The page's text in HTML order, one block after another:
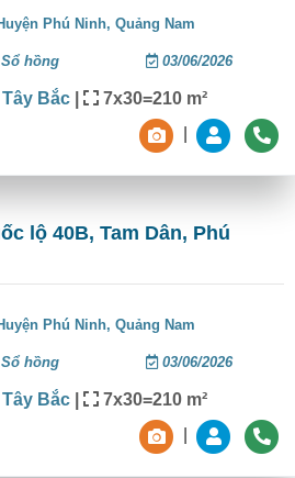
Phú Ninh,Quảng Nam
Sổ hồng 03/06/2026
Tây Bắc | 7x30=210 m²
lộ 40B, Tam Dân, Phú
Phú Ninh,Quảng Nam
Sổ hồng 03/06/2026
Tây Bắc | 7x30=210 m²